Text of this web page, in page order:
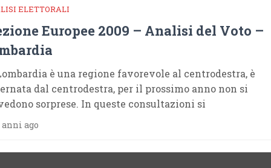
ELETTORALI
Europee 2009 – Analisi del Voto –
è una regione favorevole al centrodestra, è
dal centrodestra, per il prossimo anno non si
sorprese. In queste consultazioni si
anni ago